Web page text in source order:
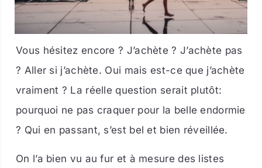
Vous hésitez encore ? J’achète ? J’achète pas
? Aller si j’achète. Oui mais est-ce que j’achète
vraiment ? La réelle question serait plutôt:
pourquoi ne pas craquer pour la belle endormie
? Qui en passant, s’est bel et bien réveillée.
On l’a bien vu au fur et à mesure des listes